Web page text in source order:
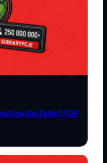
na YouTube? TOP